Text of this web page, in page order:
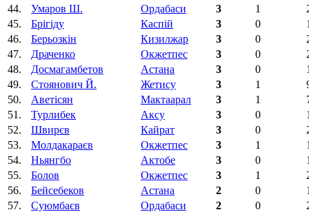
44.
Умаров Ш. Ордабаси 3 1
45.
Брiгiду Каспій 3 0
46.
Берьозкін Кизилжар 3 0
47.
Драченко Окжетпес 3 0
48.
Досмагамбетов Астана 3 0
49.
Стоянович Й. Жетису 3 1
50.
Аветісян Мактаарал 3 1
51.
Турлибек Аксу 3 0
52.
Швирєв Кайрат 3 0
53.
Молдакараєв Окжетпес 3 1
54.
Ньянгбо Актобе 3 0
55.
Болов Окжетпес 3 1
56.
Бейсебеков Астана 2 0
57.
Суюмбаєв Ордабаси 2 0